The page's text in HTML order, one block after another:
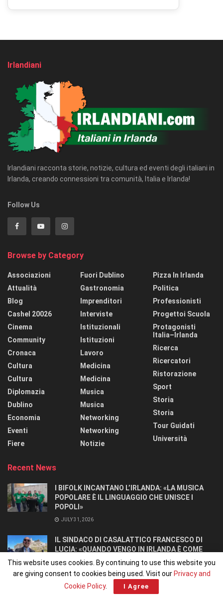
Irlandiani
Irlandiani racconta storie, notizie, cultura ed eventi degli italiani in
Irlanda, creando connessioni tra comunità, Italia e Irlanda!
Follow Us
Browse by Category
Associazioni
Attualità
Blog
Cashel 20026
Cinema
Community
Cronaca
Cultura
Cultura
Diplomazia
Dublino
Economia
Eventi
Fiere
Fuori Dublino
Gastronomia
Imprenditori
Interviste
Istituzionali
Istituzioni
Lavoro
Medicina
Medicina
Musica
Musica
Networking
Networking
Notizie
Pizza In Irlanda
Politica
Professionisti
Progettoi Scuola
Protagonisti
Italia–Irlanda
Ricerca
Ricercatori
Ristorazione
Sport
Storia
Storia
Tour Guidati
Università
Recent News
I BIFOLK INCANTANO L’IRLANDA: «LA MUSICA
POPOLARE È IL LINGUAGGIO CHE UNISCE I
POPOLI»
JULY 31, 2026
IL SINDACO DI CASALATTICO FRANCESCO DI
LUCIA: «QUANDO VENGO IN IRLANDA È COME
TORNARE A CASA».
JULY 27, 2026
This website uses cookies. By continuing to use this website you
are giving consent to cookies being used. Visit our Privacy and
Cookie Policy. I Agree